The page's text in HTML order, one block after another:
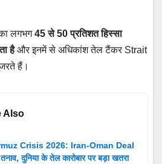
लगभग45 से 50 प्रतिशत हिस्सा
हैऔर इनमें से अधिकांश तेल टैंकर Strait
हैं।
Also
Crisis 2026: Iran-Oman Deal
दुनिया के तेल कारोबार पर बड़ा खतरा